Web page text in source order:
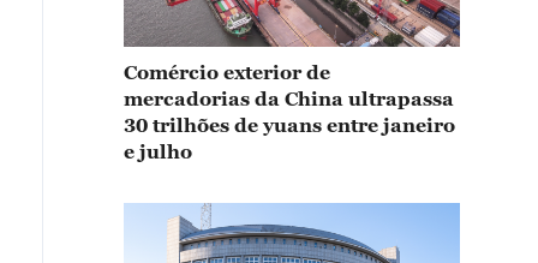
Comércio exterior de
mercadorias da China ultrapassa
30 trilhões de yuans entre janeiro
e julho